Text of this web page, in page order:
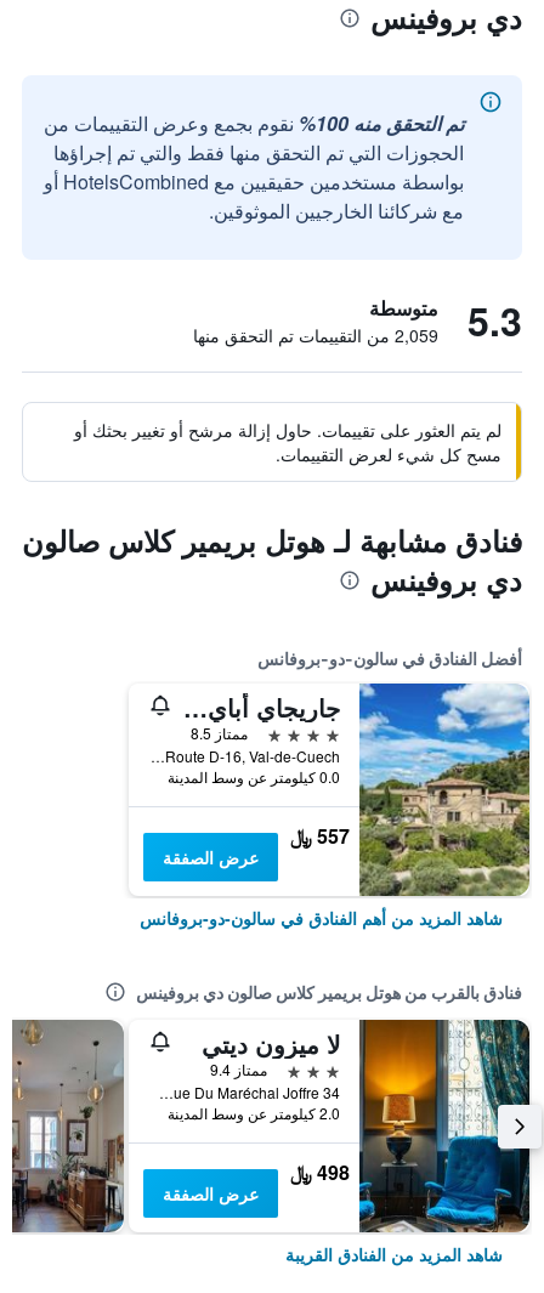
دي بروفينس
تم التحقق منه 100%
نقوم بجمع وعرض التقييمات من
الحجوزات التي تم التحقق منها فقط والتي تم إجراؤها
بواسطة مستخدمين حقيقيين مع HotelsCombined أو
مع شركائنا الخارجيين الموثوقين.
5.3 متوسطة
2,059 من التقييمات تم التحقق منها
لم يتم العثور على تقييمات. حاول إزالة مرشح أو تغيير بحثك أو
مسح كل شيء لعرض التقييمات.
فنادق مشابهة لـ هوتل بريمير كلاس صالون
دي بروفينس
أفضل الفنادق في سالون-دو-بروفانس
جاريجاي أباي دي سانت كروا
4 نجوم
ممتاز 8.5
Route D-16, Val-de-Cuech, سالون-دو-بروفانس, إقليم بوش دو رون, فرنسا
0.0 كيلومتر عن وسط المدينة
557 ﷼
عرض الصفقة
شاهد المزيد من أهم الفنادق في سالون-دو-بروفانس
فنادق بالقرب من هوتل بريمير كلاس صالون دي بروفينس
لا ميزون ديتي
3 نجوم
ممتاز 9.4
34 Rue Du Maréchal Joffre, سالون-دو-بروفانس, إقليم بوش دو رون, فرنسا
2.0 كيلومتر عن وسط المدينة
498 ﷼
عرض الصفقة
شاهد المزيد من الفنادق القريبة